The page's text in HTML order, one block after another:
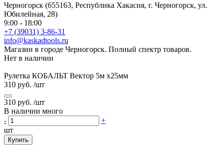
Черногорск (655163, Республика Хакасия, г. Черногорск, ул.
Юбилейная, 28)
9:00 - 18:00
+7 (39031) 3-86-31
info@kaskadtools.ru
Магазин в городе Черногорск. Полный спектр товаров.
Нет в наличии
Рулетка КОБАЛЬТ Вектор 5м х25мм
310 руб. /шт
310 руб. /шт
В наличии много
-
+
шт
Купить